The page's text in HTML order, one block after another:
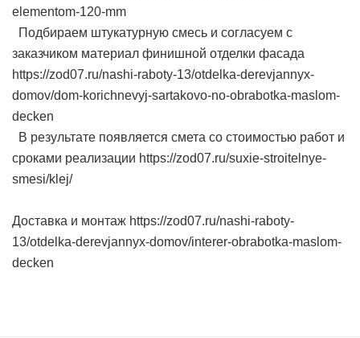
elementom-120-mm
Подбираем штукатурную смесь и согласуем с
заказчиком материал финишной отделки фасада
https://zod07.ru/nashi-raboty-13/otdelka-derevjannyx-
domov/dom-korichnevyj-sartakovo-no-obrabotka-maslom-
decken
В результате появляется смета со стоимостью работ и
сроками реализации https://zod07.ru/suxie-stroitelnye-
smesi/klej/
Доставка и монтаж https://zod07.ru/nashi-raboty-
13/otdelka-derevjannyx-domov/interer-obrabotka-maslom-
decken